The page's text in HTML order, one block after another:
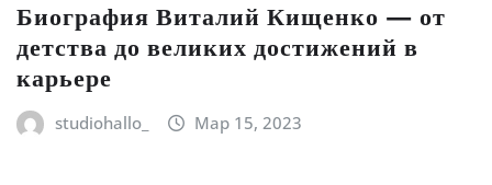
Биография Виталий Кищенко — от
детства до великих достижений в
карьере
studiohallo_ Мар 15, 2023